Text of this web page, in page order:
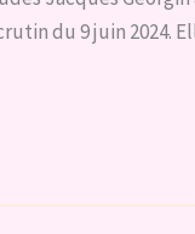
du 9 juin 2024.